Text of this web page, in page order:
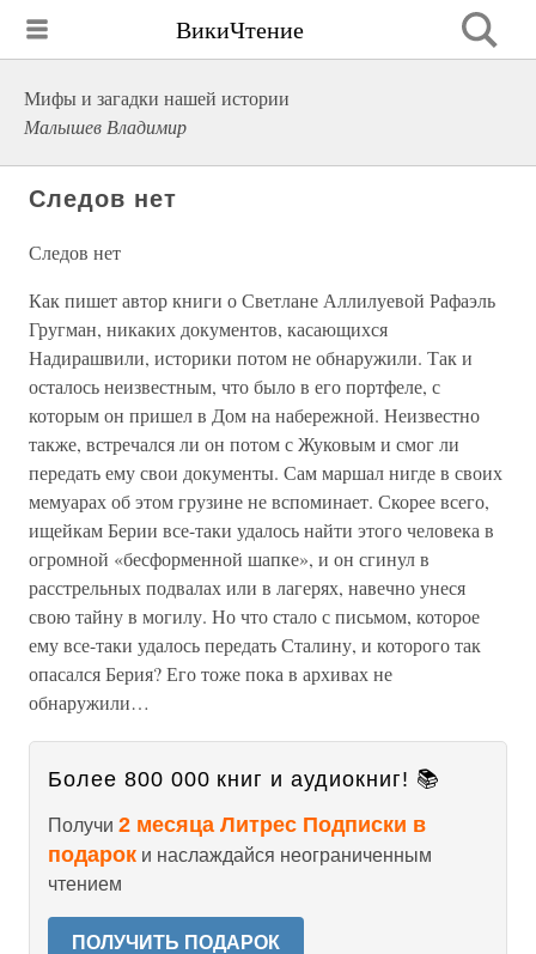
ВикиЧтение
Мифы и загадки нашей истории
Малышев Владимир
Следов нет
Следов нет
Как пишет автор книги о Светлане Аллилуевой Рафаэль
Гругман, никаких документов, касающихся
Надирашвили, историки потом не обнаружили. Так и
осталось неизвестным, что было в его портфеле, с
которым он пришел в Дом на набережной. Неизвестно
также, встречался ли он потом с Жуковым и смог ли
передать ему свои документы. Сам маршал нигде в своих
мемуарах об этом грузине не вспоминает. Скорее всего,
ищейкам Берии все-таки удалось найти этого человека в
огромной «бесформенной шапке», и он сгинул в
расстрельных подвалах или в лагерях, навечно унеся
свою тайну в могилу. Но что стало с письмом, которое
ему все-таки удалось передать Сталину, и которого так
опасался Берия? Его тоже пока в архивах не
обнаружили…
Более 800 000 книг и аудиокниг! 📚
Получи 2 месяца Литрес Подписки в
подарок и наслаждайся неограниченным
чтением
ПОЛУЧИТЬ ПОДАРОК